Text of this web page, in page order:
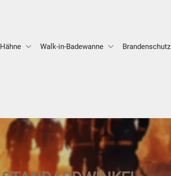
Hähne Walk-in-Badewanne Brandenschutz